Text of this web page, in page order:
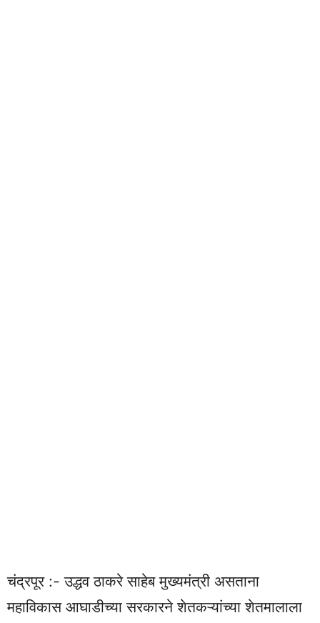
चंद्रपूर :- उद्धव ठाकरे साहेब मुख्यमंत्री असताना
महाविकास आघाडीच्या सरकारने शेतकऱ्यांच्या शेतमालाला